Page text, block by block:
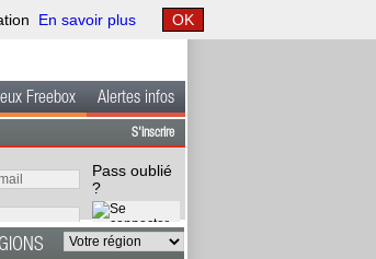
Freebox Alertes infos
S'inscrire
Pass oublié
?
En savoir plus OK